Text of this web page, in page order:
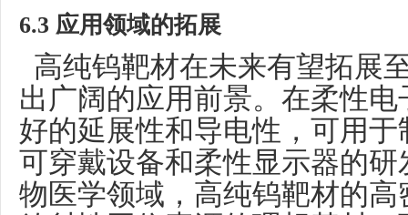
6.3 应用领域的拓展
高纯钨靶材在未来有望拓展
出广阔的应用前景。在柔性
好的延展性和导电性，可用
可穿戴设备和柔性显示器的
物医学领域，高纯钨靶材的